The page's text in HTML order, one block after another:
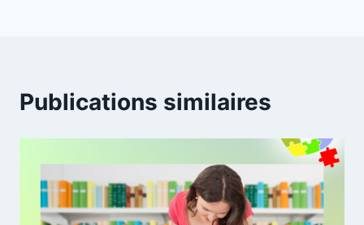
Publications similaires